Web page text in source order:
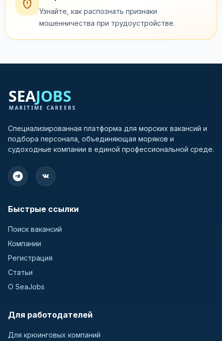
Узнайте, как распознать признаки
мошенничества при трудоустройстве.
Специализированная платформа для морских вакансий и
подбора персонала, объединяющая моряков и
судоходные компании в единой профессиональной среде.
Быстрые ссылки
Поиск вакансий
Компании
Регистрация
Статьи
О SeaJobs
Для работодателей
Для крюинговых компаний